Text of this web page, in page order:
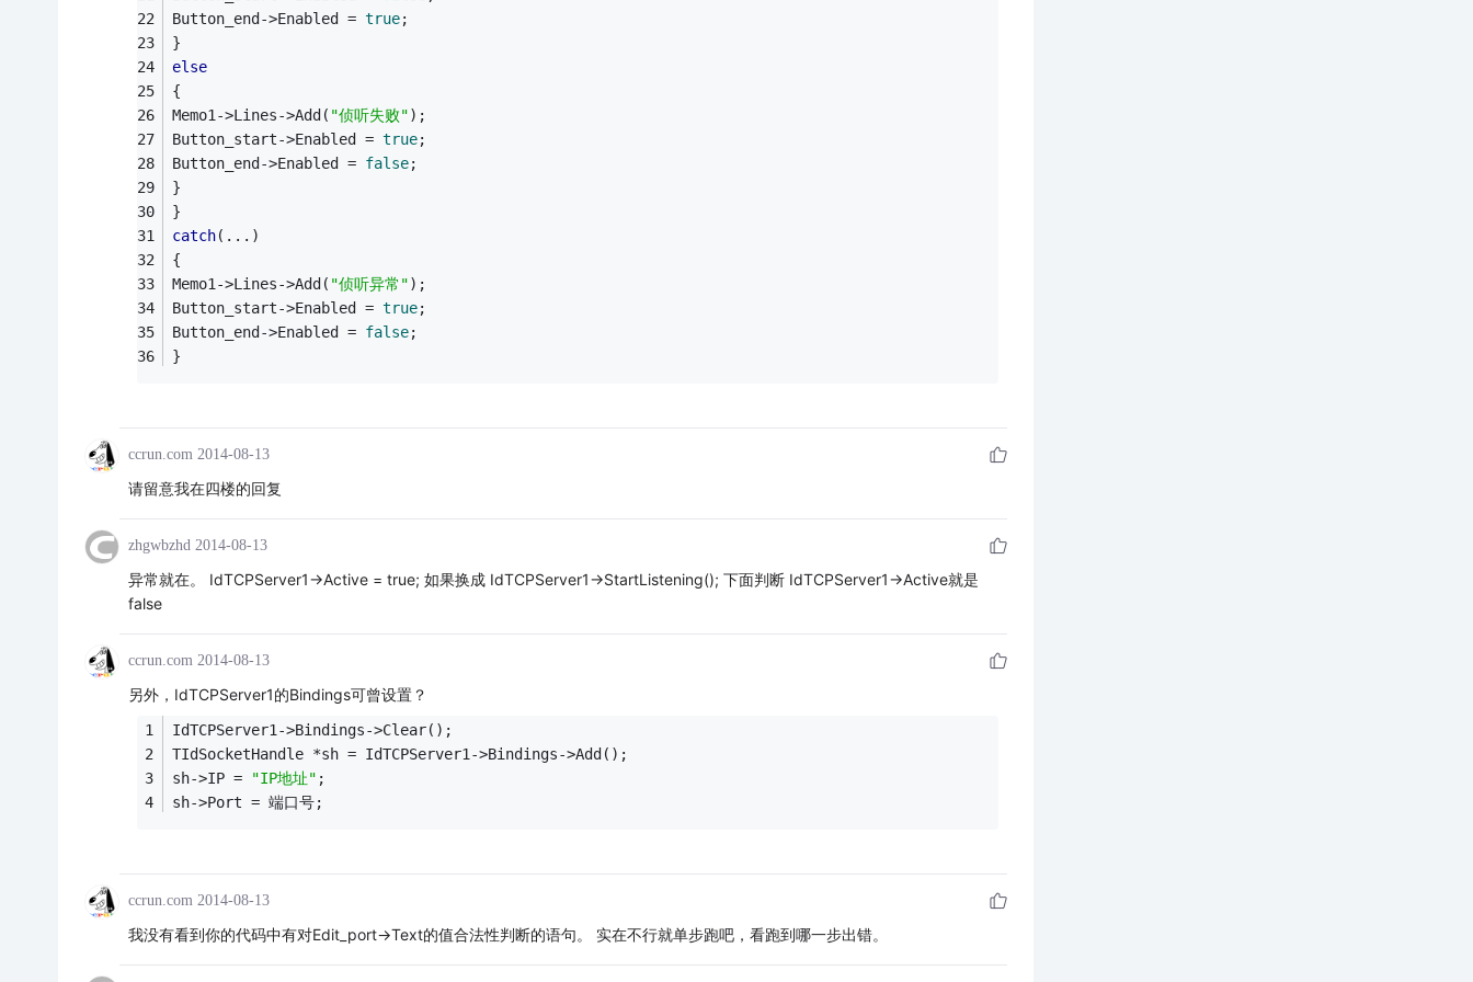
Button_end->Enabled = true;
}
else
{
Memo1->Lines->Add( "侦听失败");
Button_start->Enabled = true;
Button_end->Enabled = false;
}
}
catch(...)
{
Memo1->Lines->Add( "侦听异常");
Button_start->Enabled = true;
Button_end->Enabled = false;
}
ccrun.com 2014-08-13
请留意我在四楼的回复
zhgwbzhd 2014-08-13
异常就在。 IdTCPServer1->Active = true; 如果换成 IdTCPServer1->StartListening(); 下面判断 IdTCPServer1->Active就是
false
ccrun.com 2014-08-13
另外，IdTCPServer1的Bindings可曾设置？
IdTCPServer1->Bindings->Clear();
TIdSocketHandle *sh = IdTCPServer1->Bindings->Add();
sh->IP =
"IP地址" ;
sh->Port = 端口号;
ccrun.com 2014-08-13
我没有看到你的代码中有对Edit_port->Text的值合法性判断的语句。 实在不行就单步跑吧，看跑到哪一步出错。